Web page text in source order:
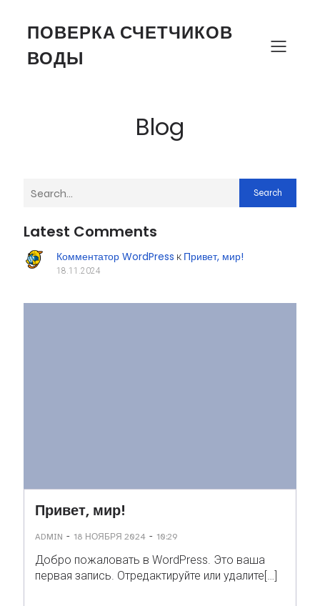
ПОВЕРКА СЧЕТЧИКОВ
ВОДЫ
Blog
Search
Latest Comments
Комментатор WordPress к Привет, мир!
18.11.2024
Привет, мир!
ADMIN - 18 НОЯБРЯ 2024 - 10:29
Добро пожаловать в WordPress. Это ваша
первая запись. Отредактируйте или удалите[…]